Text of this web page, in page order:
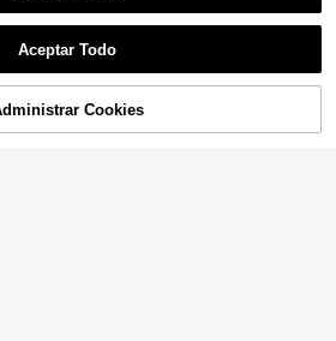
DE DESCUENTO! AÑADIR A LA BOLSA
Aceptar Todo
Cookies